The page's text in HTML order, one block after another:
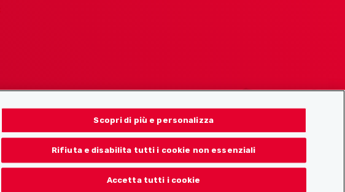
Scopri di più e personalizza
Rifiuta e disabilita tutti i cookie non essenziali
Accetta tutti i cookie